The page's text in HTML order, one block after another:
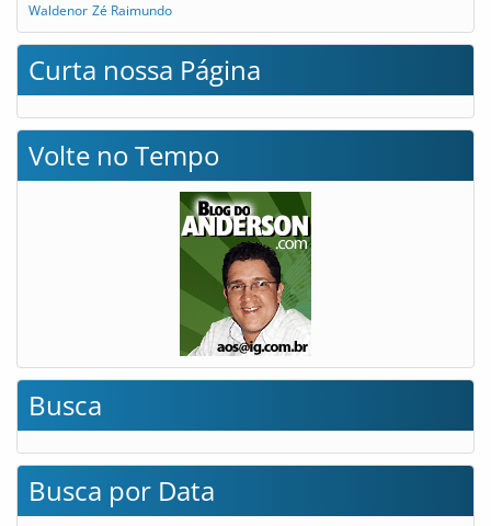
Waldenor Zé Raimundo
Curta nossa Página
Volte no Tempo
Busca
Busca por Data